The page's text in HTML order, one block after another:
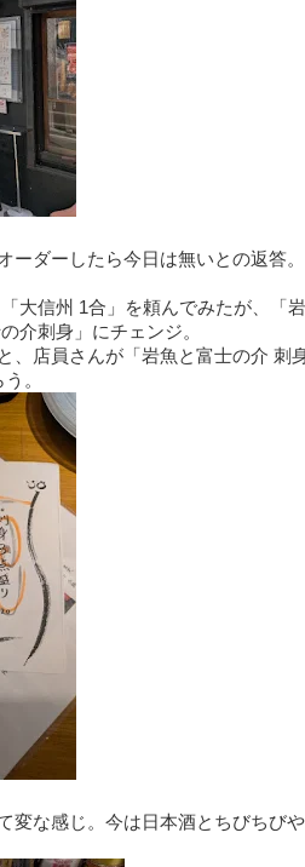
ーダーしたら今日は無いとの返答。
大信州 1合」を頼んでみたが、「岩
介刺身」にチェンジ。
、店員さんが「岩魚と富士の介 刺
。
変な感じ。今は日本酒とちびちびや